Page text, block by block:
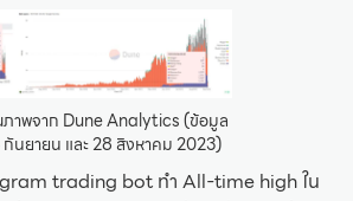
าพจาก Dune Analytics (ข้อมูล
นยายน และ 28 สิงหาคม 2023)
trading bot ทำ All-time high ใน